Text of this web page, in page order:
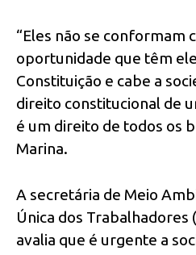
“Eles não se conformam
oportunidade que têm
Constituição e cabe a
direito constitucional de
é um direito de todos os
Marina.
A secretária de Meio
Única dos Trabalhadores
avalia que é urgente a